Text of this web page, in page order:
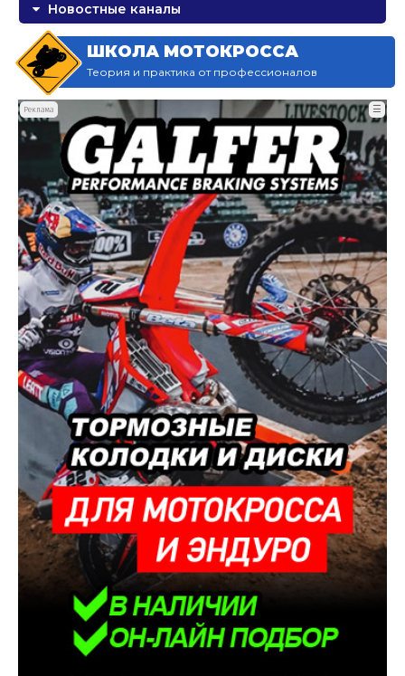
Новостные каналы
ШКОЛА МОТОКРОССА
Теория и практика от профессионалов
Реклама ☰